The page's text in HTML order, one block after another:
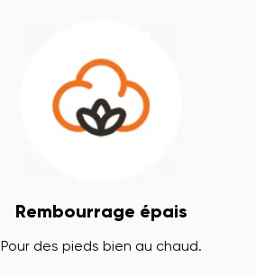
Rembourrage épais
Pour des pieds bien au chaud.